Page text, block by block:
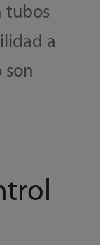
tubos
a
son